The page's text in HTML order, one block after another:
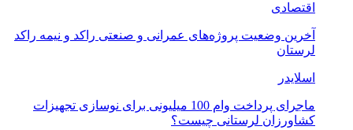
اقتصادی
آخرین وضعیت پروژه‌های عمرانی و صنعتی راکد و نیمه راکد
لرستان
اسلایدر
ماجرای پرداخت وام 100 میلیونی برای نوسازی تجهیزات
کشاورزان لرستانی چیست؟